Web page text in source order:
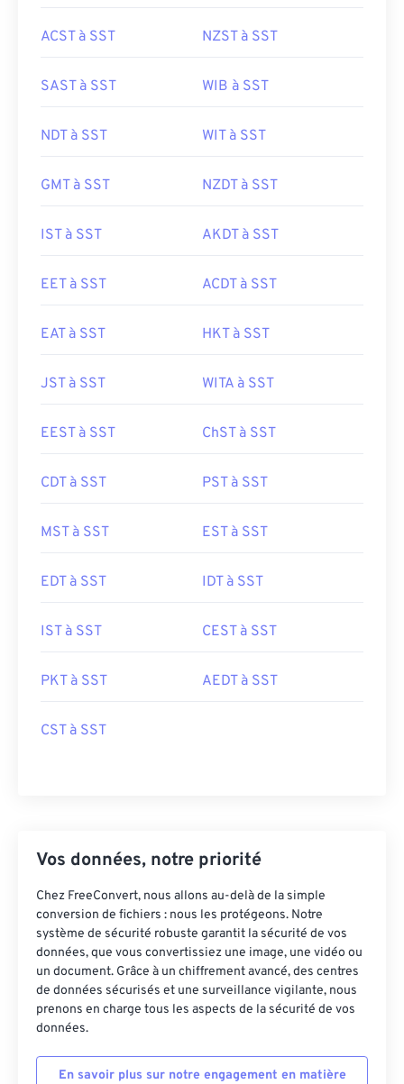
ACST à SST NZST à SST
SAST à SST WIB à SST
NDT à SST WIT à SST
GMT à SST NZDT à SST
IST à SST AKDT à SST
EET à SST ACDT à SST
EAT à SST HKT à SST
JST à SST WITA à SST
EEST à SST ChST à SST
CDT à SST PST à SST
MST à SST EST à SST
EDT à SST IDT à SST
IST à SST CEST à SST
PKT à SST AEDT à SST
CST à SST
Vos données, notre priorité
Chez FreeConvert, nous allons au-delà de la simple
conversion de fichiers : nous les protégeons. Notre
système de sécurité robuste garantit la sécurité de vos
données, que vous convertissiez une image, une vidéo ou
un document. Grâce à un chiffrement avancé, des centres
de données sécurisés et une surveillance vigilante, nous
prenons en charge tous les aspects de la sécurité de vos
données.
En savoir plus sur notre engagement en matière